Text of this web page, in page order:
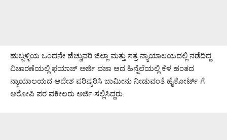
ಹುಬ್ಬಳ್ಳಿಯ ಒಂದನೇ ಹೆಚ್ಚುವರಿ ಜಿಲ್ಲಾ ಮತ್ತು ಸತ್ರ ನ್ಯಾಯಾಲಯದಲ್ಲಿ ನಡೆದಿದ್ದ
ವಿಚಾರಣೆಯಲ್ಲಿ ಫಯಾಜ್ ಅರ್ಜಿ ವಜಾ ಆದ ಹಿನ್ನೆಲೆಯಲ್ಲಿ ಕೆಳ ಹಂತದ
ನ್ಯಾಯಾಲಯದ ಆದೇಶ ಪರಿಷ್ಕರಿಸಿ ಜಾಮೀನು ನೀಡುವಂತೆ ಹೈಕೋರ್ಟ್ ಗೆ
ಆರೋಪಿ ಪರ ವಕೀಲರು ಅರ್ಜಿ ಸಲ್ಲಿಸಿದ್ದರು.